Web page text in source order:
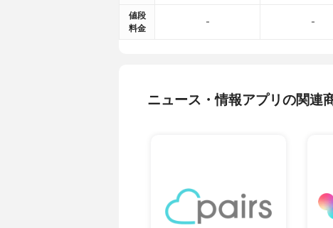
値段
料金
- -
ニュース・情報アプリの関連